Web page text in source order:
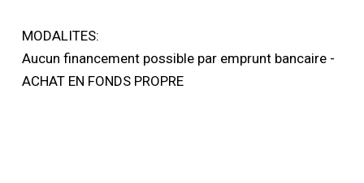
MODALITES:
Aucun financement possible par emprunt bancaire -
ACHAT EN FONDS PROPRE